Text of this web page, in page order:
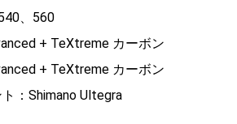
、560
+ TeXtreme カーボン
+ TeXtreme カーボン
：Shimano Ultegra